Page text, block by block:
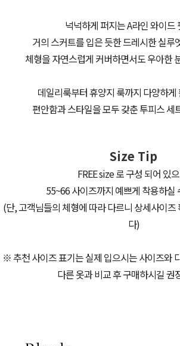
넉넉하게 퍼지는 A라인 와이드
거의 스커트를 입은 듯한 드레시한 실루
체형을 자연스럽게 커버하면서도 우아한
데일리룩부터 휴양지 룩까지 다양하게
편안함과 스타일을 모두 갖춘 투피스 세
Size Tip
FREE size 로 구성 되어 있
55~66 사이즈까지 예쁘게 착용하실
(단, 고객님들의 체형에 따라 다르니 상세사이즈
다)
※ 추천 사이즈 표기는 실제 입으시는 사이즈와
다른 옷과 비교 후 구매하시길 권